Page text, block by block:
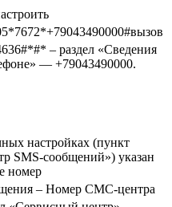
– раздел «Сведения
— +79043490000.
настройках (пункт
SMS-сообщений») указан
номер
– Номер СМС-центра